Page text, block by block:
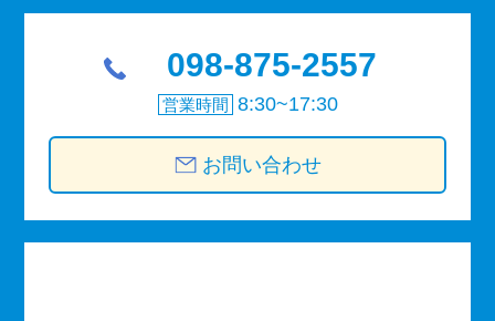
098-875-2557
営業時間 8:30~17:30
お問い合わせ